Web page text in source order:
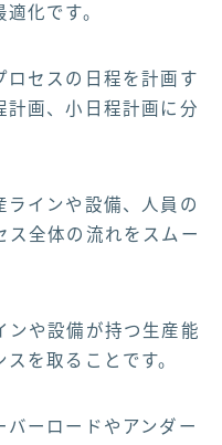
化です。
ロセスの日程を計画す
計画、小日程計画に分
ラインや設備、人員の
ス全体の流れをスムー
ンや設備が持つ生産能
を取ることです。
バーロードやアンダー